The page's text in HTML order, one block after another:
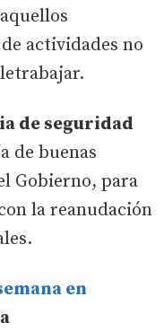
actividades no
de seguridad
de buenas
Gobierno, para
la reanudación
en